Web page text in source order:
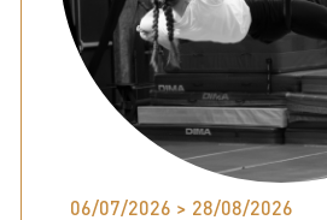
06/07/2026 > 28/08/2026